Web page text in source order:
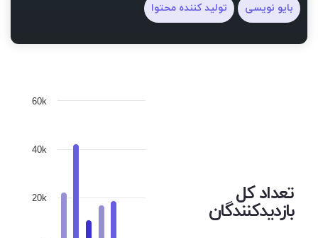
بایو نویسی تولید کننده محتوا
تعداد کل
بازدیدکنندگان
20k
40k
60k